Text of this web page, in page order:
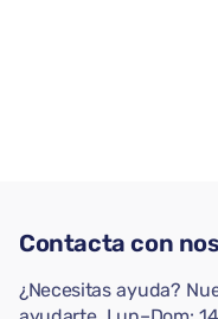
Contacta con
¿Necesitas ayuda?